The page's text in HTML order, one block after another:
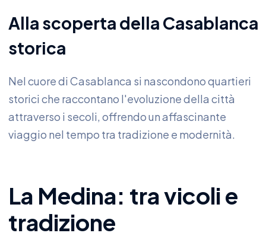
Alla scoperta della Casablanca
storica
Nel cuore di Casablanca si nascondono quartieri
storici che raccontano l'evoluzione della città
attraverso i secoli, offrendo un affascinante
viaggio nel tempo tra tradizione e modernità.
La Medina: tra vicoli e
tradizione